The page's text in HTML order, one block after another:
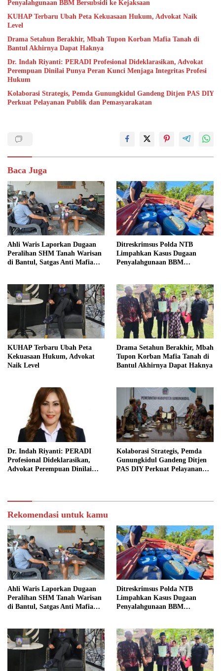
Penyalahgunaan BBM Bersubsidi ke Kejaksaan
KUHAP Terbaru Ubah Peta Kekuasaan Hukum, Advokat Naik
Level
Drama Setahun Berakhir, Mbah Tupon Korban Mafia Tanah di
Bantul Akhirnya Dapat Haknya
Dr. Indah Riyanti: PERADI Profesional Dideklarasikan, Advokat
Perempuan Dinilai Punya Peran Kunci Menjaga Integritas Profesi
Hukum
Kolaborasi Strategis, Pemda Gunungkidul Gandeng Ditjen PAS DIY
Perkuat Pelayanan Publik dan Pemasyarakatan
Baca Juga
Ahli Waris Laporkan Dugaan
Peralihan SHM Tanah Warisan
di Bantul, Satgas Anti Mafia
Ditreskrimsus Polda NTB
Limpahkan Kasus Dugaan
Penyalahgunaan BBM
KUHAP Terbaru Ubah Peta
Kekuasaan Hukum, Advokat
Naik Level
Drama Setahun Berakhir, Mbah
Tupon Korban Mafia Tanah di
Bantul Akhirnya Dapat Haknya
Dr. Indah Riyanti: PERADI
Profesional Dideklarasikan,
Advokat Perempuan Dinilai
Kolaborasi Strategis, Pemda
Gunungkidul Gandeng Ditjen
PAS DIY Perkuat Pelayanan
Rekomendasi untuk kamu
Ahli Waris Laporkan Dugaan
Peralihan SHM Tanah Warisan
di Bantul, Satgas Anti Mafia
Ditreskrimsus Polda NTB
Limpahkan Kasus Dugaan
Penyalahgunaan BBM